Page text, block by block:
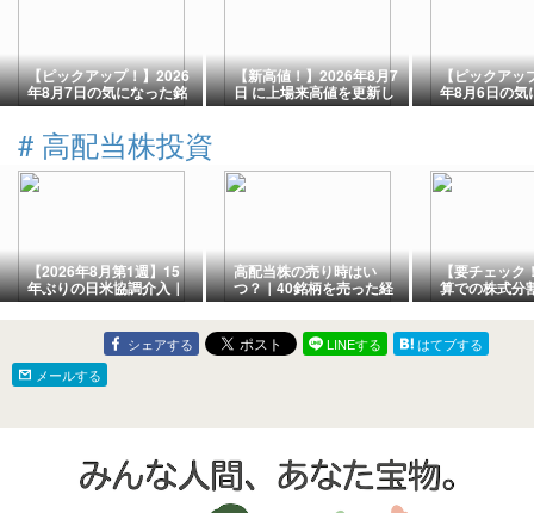
【ピックアップ！】2026
年8月7日の気になった銘
柄
【新高値！】2026年8月7
日 に上場来高値を更新し
た銘柄一覧
【ピックアッ
年8月6日の気
柄
# 高配当株投資
【2026年8月第1週】15
年ぶりの日米協調介入｜
日経+1.93%、決算に効い
た円安と関税
高配当株の売り時はい
つ？｜40銘柄を売った経
理マンの判断基準【2026
年版】
【要チェック
算での株式分
りそうな6つ
シェアする LINEする
はてブする
メールする